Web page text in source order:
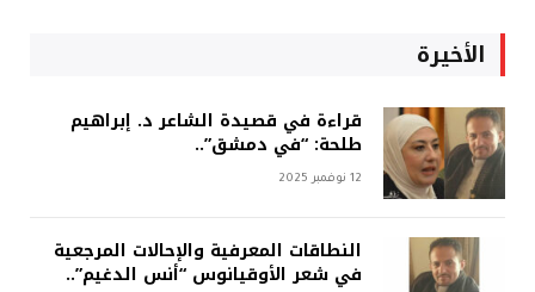
الأخيرة
قراءة في قصيدة الشاعر د. إبراهيم
طلحة: “في دمشق”..
12 نوفمبر 2025
النطاقات المعرفية والإحالات المرجعية
في شعر الأوقيانوس “أنس الدغيم”..